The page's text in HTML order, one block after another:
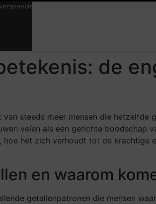
een perfecte combinatie voor een
de
van steeds meer mensen die
velen als een gerichte boodschap
hoe het zich verhoudt tot de
en waarom
getallenpatronen die mensen